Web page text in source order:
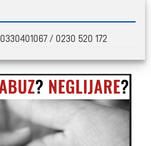
0330401067 / 0230 520 172